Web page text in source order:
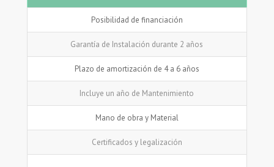
Posibilidad de financiación
Garantía de Instalación durante 2 años
Plazo de amortización de 4 a 6 años
Incluye un año de Mantenimiento
Mano de obra y Material
Certificados y legalización